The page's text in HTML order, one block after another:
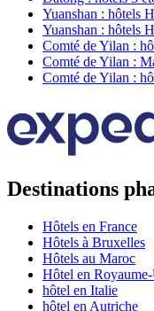
Yuanshan : hôtels
Yuanshan : hôtels
Comté de Yilan :
Comté de Yilan :
Comté de Yilan :
Destinations
Hôtels en France
Hôtels à Bruxelles
Hôtels au Maroc
Hôtel en
hôtel en Italie
hôtel en Autriche